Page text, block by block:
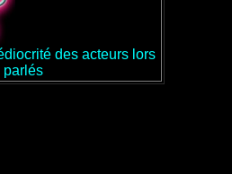
des acteurs lors
parlés